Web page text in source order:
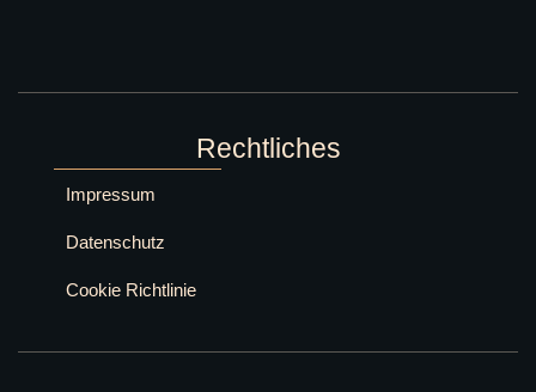
Rechtliches
Impressum
Datenschutz
Cookie Richtlinie